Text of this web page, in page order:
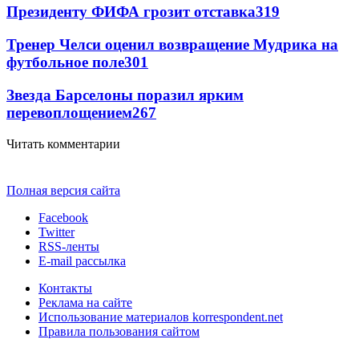
Президенту ФИФА грозит отставка319
Тренер Челси оценил возвращение Мудрика на
футбольное поле301
Звезда Барселоны поразил ярким
перевоплощением267
Читать комментарии
Полная версия сайта
Facebook
Twitter
RSS-ленты
E-mail рассылка
Контакты
Реклама на сайте
Использование материалов korrespondent.net
Правила пользования сайтом